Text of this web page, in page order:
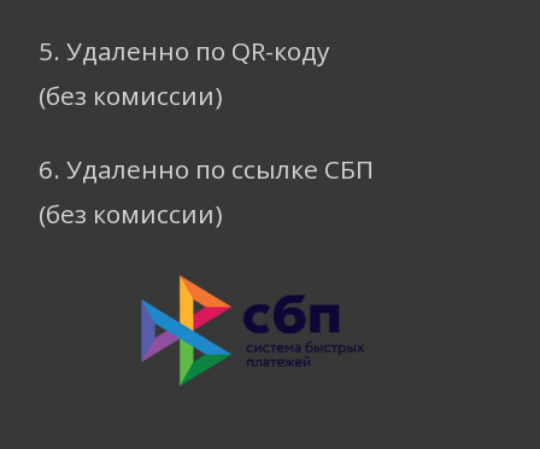
5. Удаленно по QR-коду
(без комиссии)
6. Удаленно по ссылке СБП
(без комиссии)